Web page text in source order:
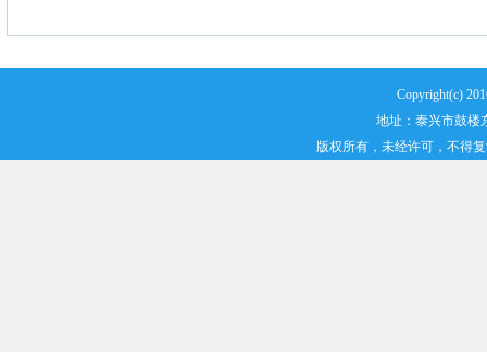
Copyright(c)
地址：泰兴市鼓楼
版权所有，未经许可，不得